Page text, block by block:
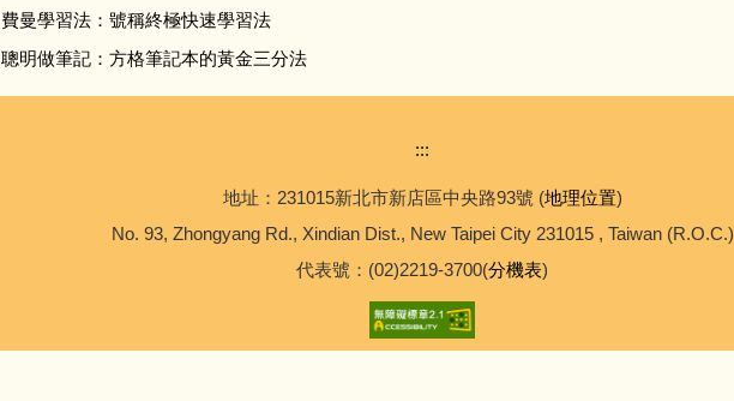
費曼學習法：號稱終極快速學習法
聰明做筆記：方格筆記本的黃金三分法
:::
地址：231015新北市新店區中央路93號 (地理位置)
No. 93, Zhongyang Rd., Xindian Dist., New Taipei City 231015 , Taiwan (R.O.C.)
代表號：(02)2219-3700(分機表)